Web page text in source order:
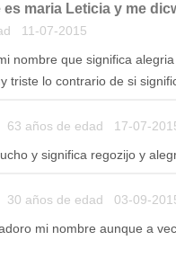
es maria Leticia y me
11-07-2015
nombre que significa
triste lo contrario de si
63 años de edad 17-07-
y significa regozijo y
30 años de edad 03-09-
mi nombre aunque a